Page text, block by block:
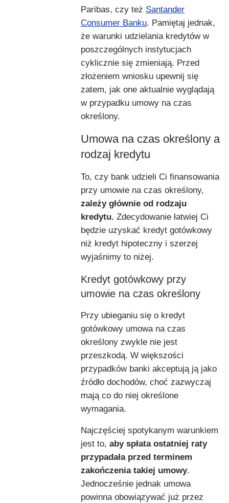
Paribas, czy też Santander
Consumer Banku. Pamiętaj jednak,
że warunki udzielania kredytów w
poszczególnych instytucjach
cyklicznie się zmieniają. Przed
złożeniem wniosku upewnij się
zatem, jak one aktualnie wyglądają
w przypadku umowy na czas
określony.
Umowa na czas określony a
rodzaj kredytu
To, czy bank udzieli Ci finansowania
przy umowie na czas określony,
zależy głównie od rodzaju
kredytu. Zdecydowanie łatwiej Ci
będzie uzyskać kredyt gotówkowy
niż kredyt hipoteczny i szerzej
wyjaśnimy to niżej.
Kredyt gotówkowy przy
umowie na czas określony
Przy ubieganiu się o kredyt
gotówkowy umowa na czas
określony zwykle nie jest
przeszkodą. W większości
przypadków banki akceptują ją jako
źródło dochodów, choć zazwyczaj
mają co do niej określone
wymagania.
Najczęściej spotykanym warunkiem
jest to, aby spłata ostatniej raty
przypadała przed terminem
zakończenia takiej umowy.
Jednocześnie jednak umowa
powinna obowiązywać już przez